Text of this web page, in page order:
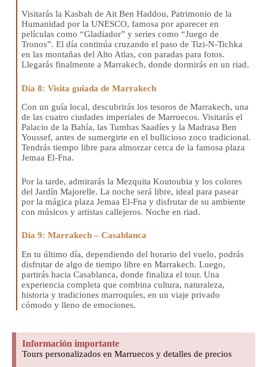
Visitarás la Kasbah de Ait Ben Haddou, Patrimonio de la
Humanidad por la UNESCO, famosa por aparecer en
películas como “Gladiador” y series como “Juego de
Tronos”. El día continúa cruzando el paso de Tizi-N-Tichka
en las montañas del Alto Atlas, con paradas para fotos.
Llegarás finalmente a Marrakech, donde dormirás en un riad.
Día 8: Visita guiada de Marrakech
Con un guía local, descubrirás los tesoros de Marrakech, una
de las cuatro ciudades imperiales de Marruecos. Visitarás el
Palacio de la Bahía, las Tumbas Saadíes y la Madrasa Ben
Youssef, antes de sumergirte en el bullicioso zoco tradicional.
Tendrás tiempo libre para almorzar cerca de la famosa plaza
Jemaa El-Fna.
Por la tarde, admirarás la Mezquita Koutoubia y los colores
del Jardín Majorelle. La noche será libre, ideal para pasear
por la mágica plaza Jemaa El-Fna y disfrutar de su ambiente
con músicos y artistas callejeros. Noche en riad.
Día 9: Marrakech – Casablanca
En tu último día, dependiendo del horario del vuelo, podrás
disfrutar de algo de tiempo libre en Marrakech. Luego,
partirás hacia Casablanca, donde finaliza el tour. Una
experiencia completa que combina cultura, naturaleza,
historia y tradiciones marroquíes, en un viaje privado
cómodo y lleno de emociones.
Información importante
Tours personalizados en Marruecos y detalles de precios